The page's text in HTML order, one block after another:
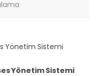
Yönetim Sistemi